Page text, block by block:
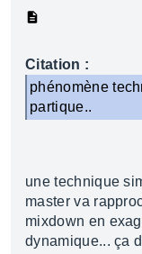
Citation :
phénomène
partique..
une technique
master va
mixdown en
dynamique... ça